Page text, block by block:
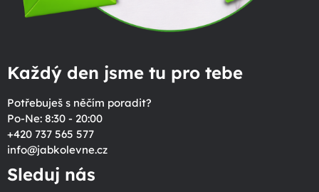
Každý den jsme tu pro tebe
Potřebuješ s něčím poradit?
Po-Ne: 8:30 - 20:00
+420 737 565 577
info@jabkolevne.cz
Sleduj nás